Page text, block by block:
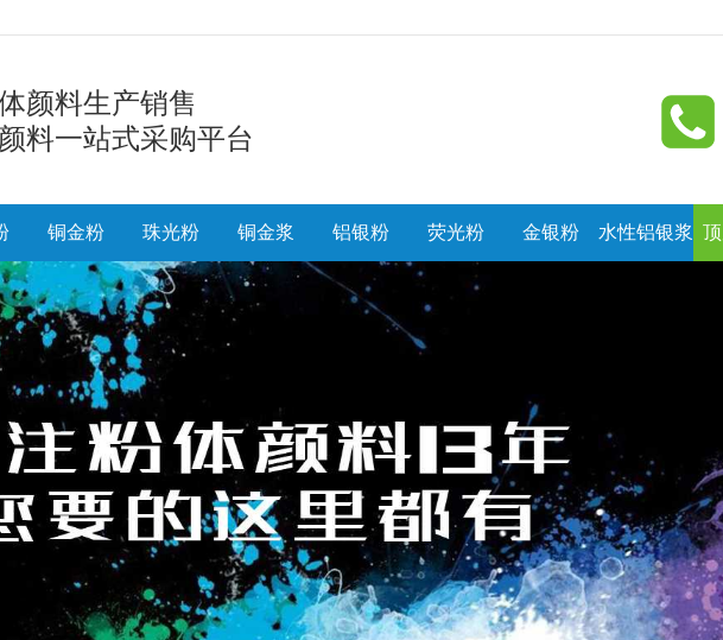
颜料生产销售
料一站式采购平台
铜金粉 珠光粉 铜金浆 铝银粉 荧光粉 金银粉 水性铝银浆